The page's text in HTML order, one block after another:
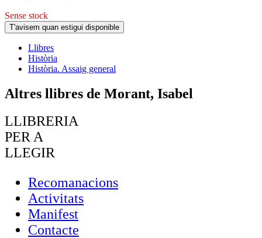
Sense stock
T'avisem quan estigui disponible
Llibres
Història
Història. Assaig general
Altres llibres de Morant, Isabel
LLIBRERIA
PER A
LLEGIR
Recomanacions
Activitats
Manifest
Contacte